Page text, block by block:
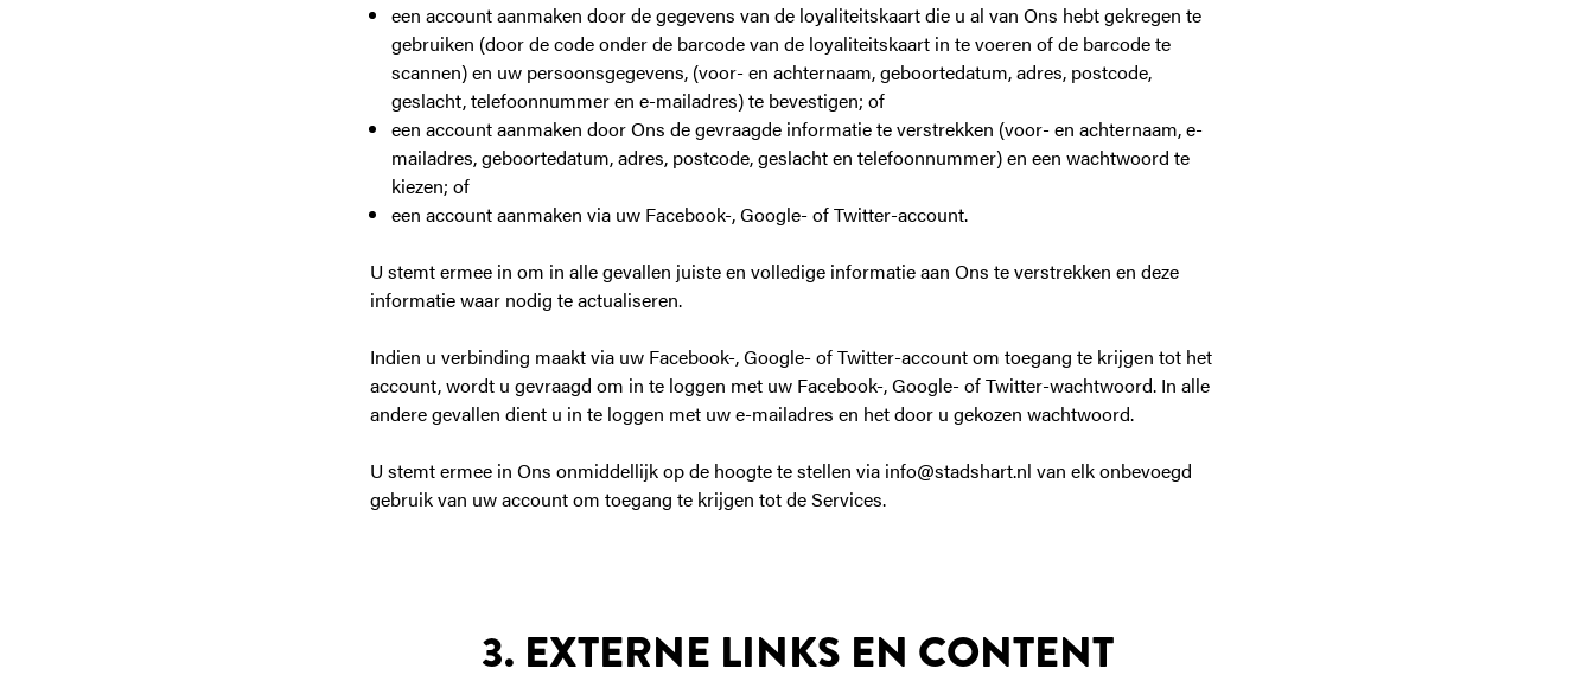
een account aanmaken door de gegevens van de loyaliteitskaart die u al van Ons hebt gekregen te
gebruiken (door de code onder de barcode van de loyaliteitskaart in te voeren of de barcode te
scannen) en uw persoonsgegevens, (voor- en achternaam, geboortedatum, adres, postcode,
geslacht, telefoonnummer en e-mailadres) te bevestigen; of
een account aanmaken door Ons de gevraagde informatie te verstrekken (voor- en achternaam, e-
mailadres, geboortedatum, adres, postcode, geslacht en telefoonnummer) en een wachtwoord te
kiezen; of
een account aanmaken via uw Facebook-, Google- of Twitter-account.
U stemt ermee in om in alle gevallen juiste en volledige informatie aan Ons te verstrekken en deze
informatie waar nodig te actualiseren.
Indien u verbinding maakt via uw Facebook-, Google- of Twitter-account om toegang te krijgen tot het
account, wordt u gevraagd om in te loggen met uw Facebook-, Google- of Twitter-wachtwoord. In alle
andere gevallen dient u in te loggen met uw e-mailadres en het door u gekozen wachtwoord.
U stemt ermee in Ons onmiddellijk op de hoogte te stellen via info@stadshart.nl van elk onbevoegd
gebruik van uw account om toegang te krijgen tot de Services.
3. EXTERNE LINKS EN CONTENT